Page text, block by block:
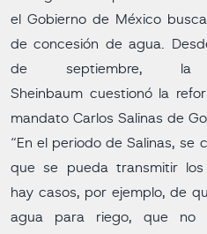
el Gobierno de México
de concesión de agua.
de septiembre, la
Sheinbaum cuestionó la
mandato Carlos Salinas de
“En el periodo de Salinas, se
que se pueda transmitir los
hay casos, por ejemplo, de
agua para riego, que no